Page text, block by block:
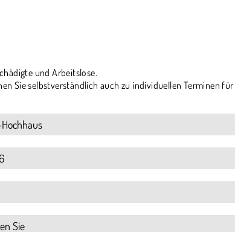
und Arbeitslose.
Sie selbstverständlich auch zu individuellen Terminen